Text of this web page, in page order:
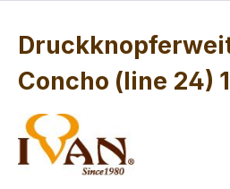
Concho (line 24)